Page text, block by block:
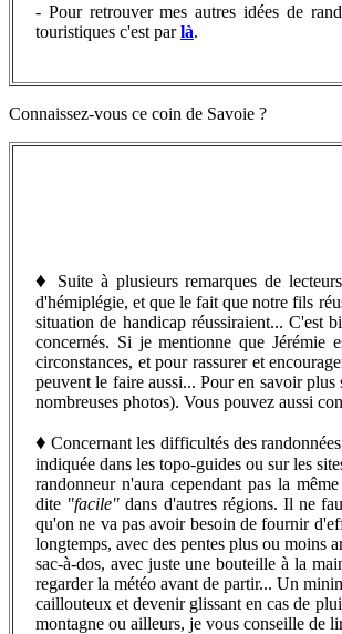
- Pour retrouvermes autres idées de
touristiques c'est parlà.
Connaissez-vous ce coin de Savoie ?
♦
Suite à plusieurs remarques de
d'hémiplégie, et que le fait que notre fils
situation de handicap réussiraient... C'est
concernés. Si je mentionne que Jérémie
circonstances, et pour rassurer et
peuvent le faire aussi...Pour en savoir
nombreuses photos). Vous pouvez aussi
♦ Concernant les difficultés des
indiquée dans les topo-guides ou sur les
randonneur n'aura cependant pas la
dite "facile" dans d'autres régions. Il ne
qu'on ne va pas avoir besoin de fournir
longtemps, avec des pentes plus ou moins
sac-à-dos, avec juste une bouteille à la
regarder la météo avant de partir... Un
caillouteux et devenir glissant en cas de
montagne ou ailleurs, je vous conseille de